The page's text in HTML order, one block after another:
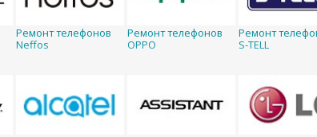
Ремонт телефонов
Neffos
Ремонт телефонов
OPPO
Ремонт
S-TELL